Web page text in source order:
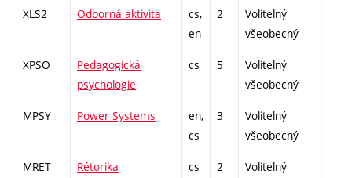
XLS2 Odborná aktivita
cs,
en
2
Volitelný
všeobecný
XPSO
Pedagogická
psychologie
cs 5
Volitelný
všeobecný
MPSY Power Systems
en,
cs
3
Volitelný
všeobecný
MRET Rétorika cs 2
Volitelný